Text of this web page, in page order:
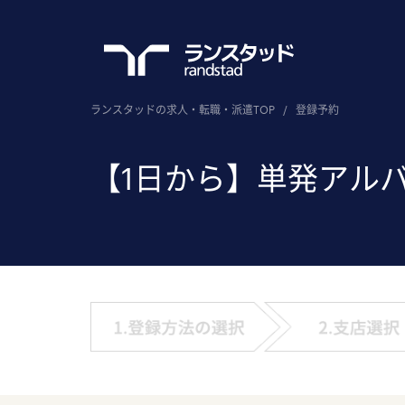
ランスタッドの求人・転職・派遣TOP / 登録予約
【1日から】単発アル